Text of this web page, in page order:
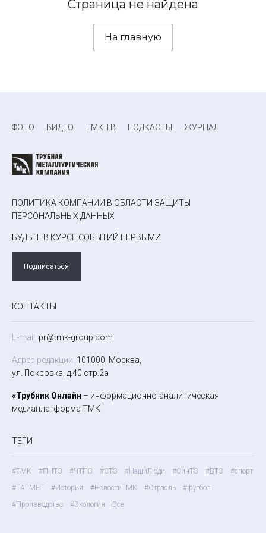
Страница не найдена
На главную
ФОТО ВИДЕО ТМК ТВ ПОДКАСТЫ ЖУРНАЛ
ПОЛИТИКА КОМПАНИИ В ОБЛАСТИ ЗАЩИТЫ
ПЕРСОНАЛЬНЫХ ДАННЫХ
БУДЬТЕ В КУРСЕ СОБЫТИЙ ПЕРВЫМИ
Подписаться
КОНТАКТЫ
E-mail: pr@tmk-group.com
Адрес редакции: 101000, Москва,
ул. Покровка, д.40 стр.2а
«Трубник Онлайн – информационно-аналитическая
медиаплатформа ТМК
ТЕГИ
#ТМК #ПНТЗ #ЧТПЗ #СТЗ #НашиЛюди #СинТЗ #ВТЗ
#спорт
#ТАГМЕТ
#История #НовостиТМК #Отрасль
#футбол
#Производство
#Экология Все